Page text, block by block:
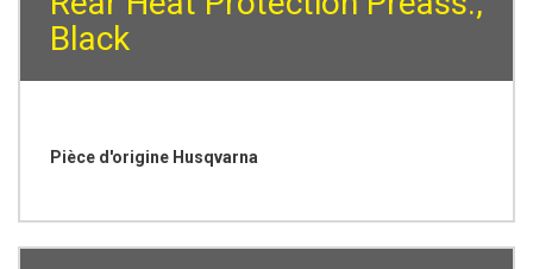
Black
Pièce d'origine Husqvarna